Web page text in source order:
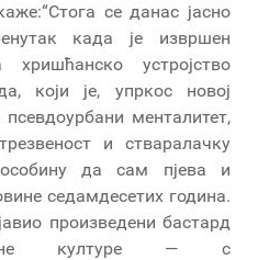
се данас јасно
када је извршен
устројство
који је, упркос новој
менталитет,
и стваралачку
да сам пјева и
седамдесетих година.
произведени бастард
културе — с